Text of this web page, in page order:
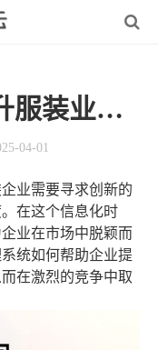
装业务的
04-01
业需要寻求创新的
在这个信息化时
业在市场中脱颖而
统如何帮助企业提
在激烈的竞争中取